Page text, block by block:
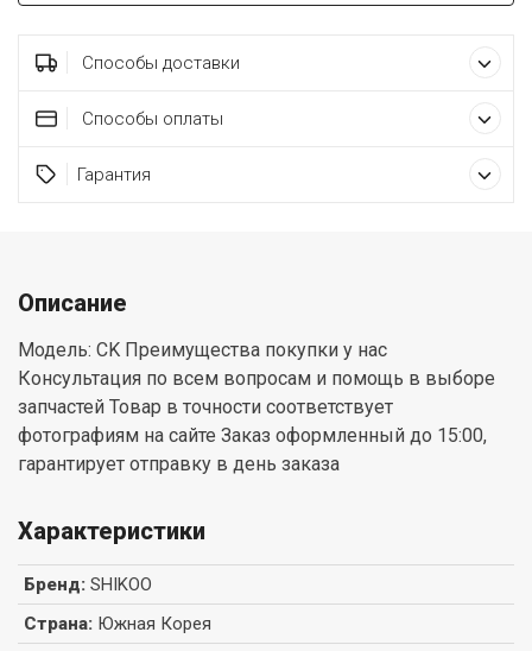
Способы доставки
Способы оплаты
Гарантия
Описание
Модель: CK Преимущества покупки у нас
Консультация по всем вопросам и помощь в выборе
запчастей Товар в точности соответствует
фотографиям на сайте Заказ оформленный до 15:00,
гарантирует отправку в день заказа
Характеристики
Бренд: SHIKOO
Страна: Южная Корея